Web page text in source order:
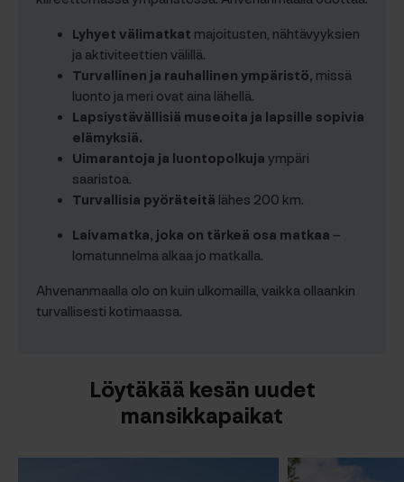
Lyhyet välimatkat majoitusten, nähtävyyksien
ja aktiviteettien välillä.
Turvallinen ja rauhallinen ympäristö, missä
luonto ja meri ovat aina lähellä.
Lapsiystävällisiä museoita ja lapsille sopivia
elämyksiä.
Uimarantoja ja luontopolkuja ympäri
saaristoa.
Turvallisia pyöräteitä lähes 200 km.
Laivamatka, joka on tärkeä osa matkaa –
lomatunnelma alkaa jo matkalla.
Ahvenanmaalla olo on kuin ulkomailla, vaikka ollaankin
turvallisesti kotimaassa.
Löytäkää kesän uudet
mansikkapaikat